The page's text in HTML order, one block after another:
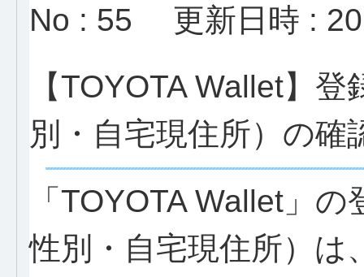
No : 55
更新日時 :
【TOYOTA Wallet】
別・自宅現住所）の
「TOYOTA Wallet」
性別・自宅現住所）は